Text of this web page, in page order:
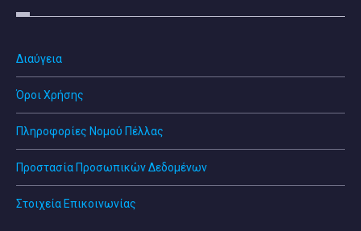
Διαύγεια
Όροι Χρήσης
Πληροφορίες Νομού Πέλλας
Προστασία Προσωπικών Δεδομένων
Στοιχεία Επικοινωνίας